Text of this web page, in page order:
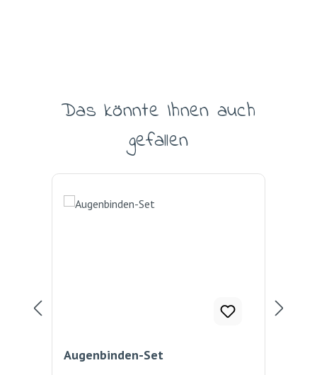
Produktgalerie überspringen
Das könnte Ihnen auch
gefallen
Augenbinden-Set